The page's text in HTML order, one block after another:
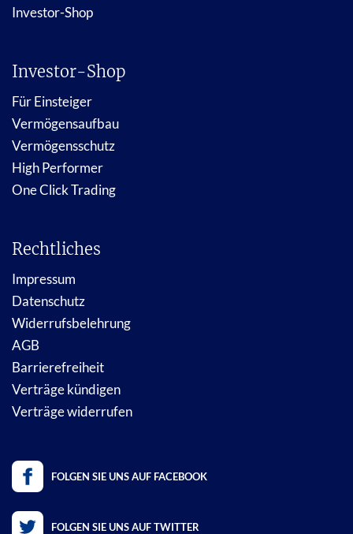
Investor-Shop
Investor-Shop
Für Einsteiger
Vermögensaufbau
Vermögensschutz
High Performer
One Click Trading
Rechtliches
Impressum
Datenschutz
Widerrufsbelehrung
AGB
Barrierefreiheit
Verträge kündigen
Verträge widerrufen
FOLGEN SIE UNS AUF FACEBOOK
FOLGEN SIE UNS AUF TWITTER